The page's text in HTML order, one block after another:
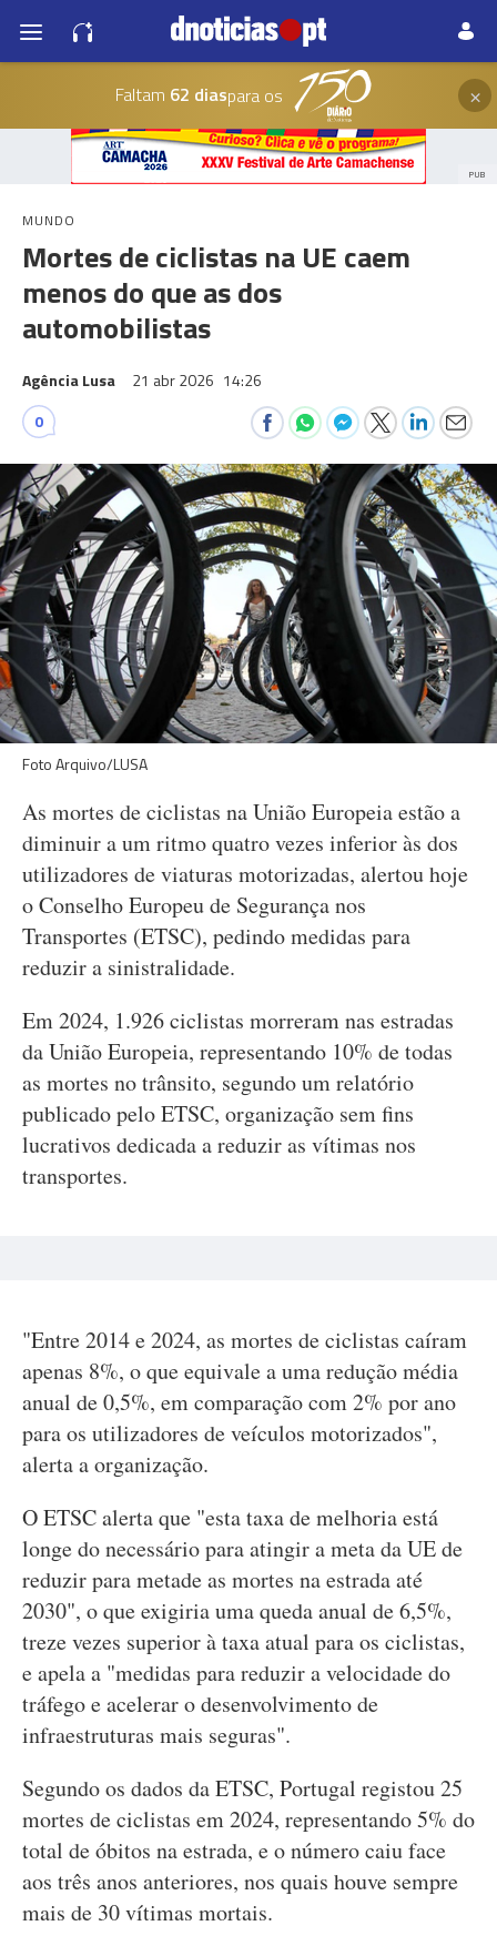
Faltam 62 diaspara os ×
PUB
MUNDO
Mortes de ciclistas na UE caem
menos do que as dos
automobilistas
Agência Lusa 21 abr 2026 14:26
0
Foto Arquivo/LUSA
As mortes de ciclistas na União Europeia estão a
diminuir a um ritmo quatro vezes inferior às dos
utilizadores de viaturas motorizadas, alertou hoje
o Conselho Europeu de Segurança nos
Transportes (ETSC), pedindo medidas para
reduzir a sinistralidade.
Em 2024, 1.926 ciclistas morreram nas estradas
da União Europeia, representando 10% de todas
as mortes no trânsito, segundo um relatório
publicado pelo ETSC, organização sem fins
lucrativos dedicada a reduzir as vítimas nos
transportes.
"Entre 2014 e 2024, as mortes de ciclistas caíram
apenas 8%, o que equivale a uma redução média
anual de 0,5%, em comparação com 2% por ano
para os utilizadores de veículos motorizados",
alerta a organização.
O ETSC alerta que "esta taxa de melhoria está
longe do necessário para atingir a meta da UE de
reduzir para metade as mortes na estrada até
2030", o que exigiria uma queda anual de 6,5%,
treze vezes superior à taxa atual para os ciclistas,
e apela a "medidas para reduzir a velocidade do
tráfego e acelerar o desenvolvimento de
infraestruturas mais seguras".
Segundo os dados da ETSC, Portugal registou 25
mortes de ciclistas em 2024, representando 5% do
total de óbitos na estrada, e o número caiu face
aos três anos anteriores, nos quais houve sempre
mais de 30 vítimas mortais.